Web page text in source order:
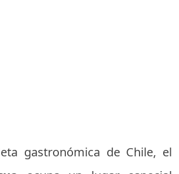
gastronómica de Chile, el